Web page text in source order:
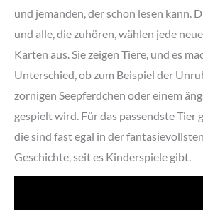
und jemanden, der schon lesen kann.
und alle, die zuhören, wählen jede
Karten aus. Sie zeigen Tiere, und es
Unterschied, ob zum Beispiel der
zornigen Seepferdchen oder einem
gespielt wird. Für das passendste Tier
die sind fast egal in der
Geschichte, seit es Kinderspiele gibt.